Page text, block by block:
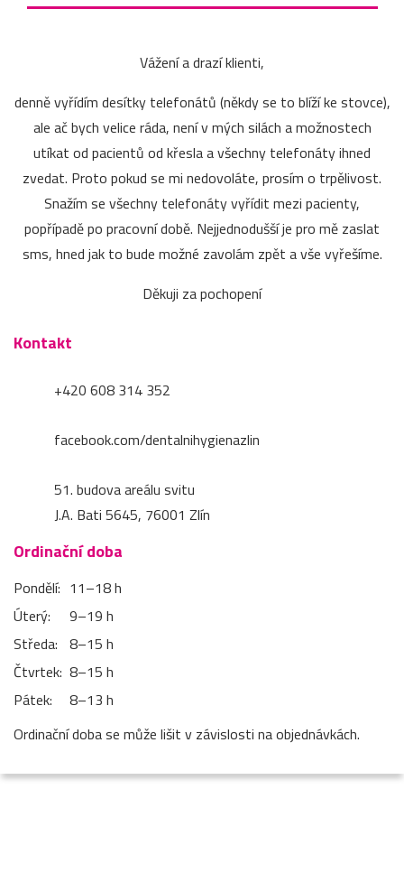
Vážení a drazí klienti,
denně vyřídím desítky telefonátů (někdy se to blíží ke stovce),
ale ač bych velice ráda, není v mých silách a možnostech
utíkat od pacientů od křesla a všechny telefonáty ihned
zvedat. Proto pokud se mi nedovoláte, prosím o trpělivost.
Snažím se všechny telefonáty vyřídit mezi pacienty,
popřípadě po pracovní době. Nejjednodušší je pro mě zaslat
sms, hned jak to bude možné zavolám zpět a vše vyřešíme.
Děkuji za pochopení
Kontakt
+420 608 314 352
facebook.com/dentalnihygienazlin
51. budova areálu svitu
J.A. Bati 5645, 76001 Zlín
Ordinační doba
Pondělí: 11–⁠18 h
Úterý:
9–⁠19 h
Středa: 8–⁠15 h
Čtvrtek: 8–⁠15 h
Pátek:
8–⁠13 h
Ordinační doba se může lišit v závislosti na objednávkách.